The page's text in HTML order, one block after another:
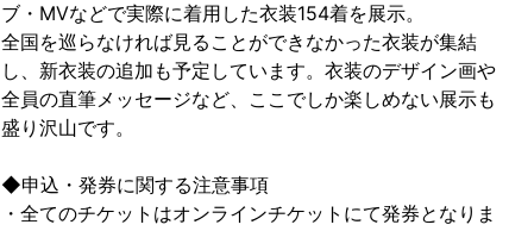
ブ・MVなどで実際に着⽤した衣装154着を展示。
全国を巡らなければ見ることができなかった衣装が集結
し、新⾐装の追加も予定しています。衣装のデザイン画や
全員の直筆メッセージなど、ここでしか楽しめない展示も
盛り沢山です。
◆申込・発券に関する注意事項
・全てのチケットはオンラインチケットにて発券となりま